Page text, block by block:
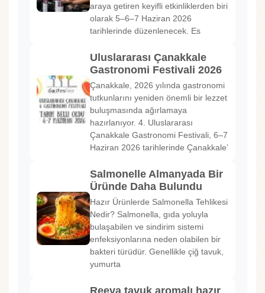
araya getiren keyifli etkinliklerden biri
olarak 5–6–7 Haziran 2026
tarihlerinde düzenlenecek. Es
Uluslararası Çanakkale
Gastronomi Festivali 2026
Çanakkale, 2026 yılında gastronomi
tutkunlarını yeniden önemli bir lezzet
buluşmasında ağırlamaya
hazırlanıyor. 4. Uluslararası
Çanakkale Gastronomi Festivali, 6–7
Haziran 2026 tarihlerinde Çanakkale’
Salmonelle Almanyada Bir
Üründe Daha Bulundu
Hazır Ürünlerde Salmonella Tehlikesi
Nedir? Salmonella, gıda yoluyla
bulaşabilen ve sindirim sistemi
enfeksiyonlarına neden olabilen bir
bakteri türüdür. Genellikle çiğ tavuk,
yumurta
Reeva tavuk aromalı hazır